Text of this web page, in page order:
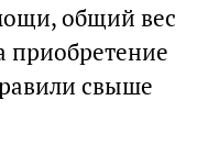
общий вес
приобретение
свыше